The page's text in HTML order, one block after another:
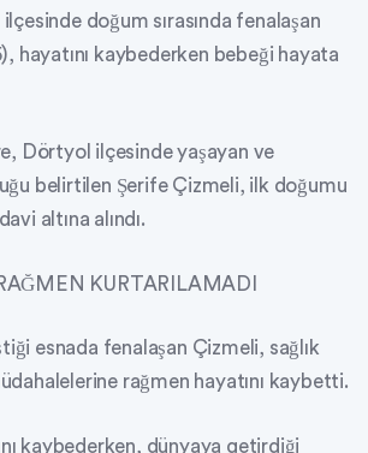
doğum sırasında fenalaşan
hayatını kaybederken bebeği hayata
Dörtyol ilçesinde yaşayan ve
belirtilen Şerife Çizmeli, ilk doğumu
altına alındı.
KURTARILAMADI
esnada fenalaşan Çizmeli, sağlık
rağmen hayatını kaybetti.
kaybederken, dünyaya getirdiği